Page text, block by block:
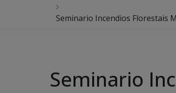
Seminario Incendios Florestais
Seminario